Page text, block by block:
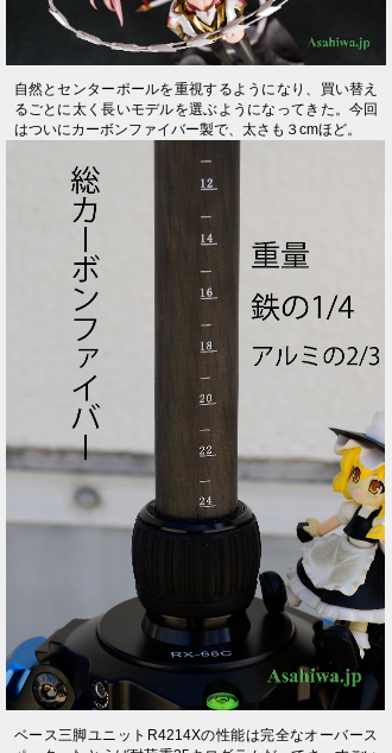
自然とセンターポールを重視するようになり、買い替え
るごとに太く長いモデルを選ぶようになってきた。今回
はついにカーボンファイバー製で、太さも３cmほど。
ベース三脚ユニットR4214Xの性能は完全なオーバース